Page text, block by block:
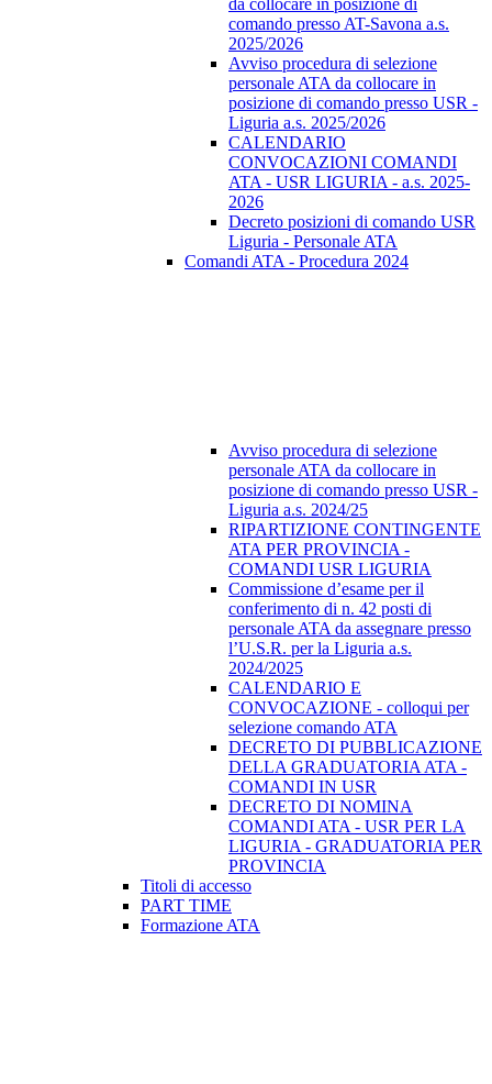
da collocare in posizione di
comando presso AT-Savona a.s.
2025/2026
Avviso procedura di selezione
personale ATA da collocare in
posizione di comando presso USR -
Liguria a.s. 2025/2026
CALENDARIO
CONVOCAZIONI COMANDI
ATA - USR LIGURIA - a.s. 2025-
2026
Decreto posizioni di comando USR
Liguria - Personale ATA
Comandi ATA - Procedura 2024
Avviso procedura di selezione
personale ATA da collocare in
posizione di comando presso USR -
Liguria a.s. 2024/25
RIPARTIZIONE CONTINGENTE
ATA PER PROVINCIA -
COMANDI USR LIGURIA
Commissione d’esame per il
conferimento di n. 42 posti di
personale ATA da assegnare presso
l’U.S.R. per la Liguria a.s.
2024/2025
CALENDARIO E
CONVOCAZIONE - colloqui per
selezione comando ATA
DECRETO DI PUBBLICAZIONE
DELLA GRADUATORIA ATA -
COMANDI IN USR
DECRETO DI NOMINA
COMANDI ATA - USR PER LA
LIGURIA - GRADUATORIA PER
PROVINCIA
Titoli di accesso
PART TIME
Formazione ATA